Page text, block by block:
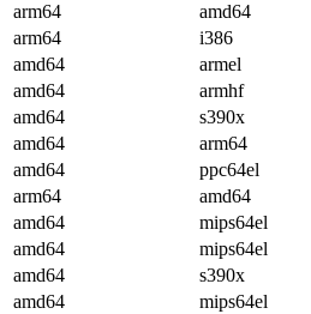
arm64
amd64
arm64
i386
amd64
armel
amd64
armhf
amd64
s390x
amd64
arm64
amd64
ppc64el
arm64
amd64
amd64
mips64el
amd64
mips64el
amd64
s390x
amd64
mips64el